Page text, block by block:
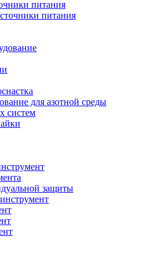
питания
питания
для азотной среды
систем
защиты